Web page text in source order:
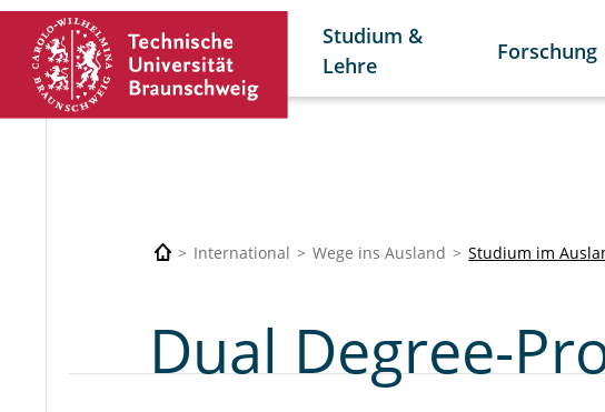
Studium &
Lehre
Forschung
International Wege ins Ausland Studium im
Dual Degree-